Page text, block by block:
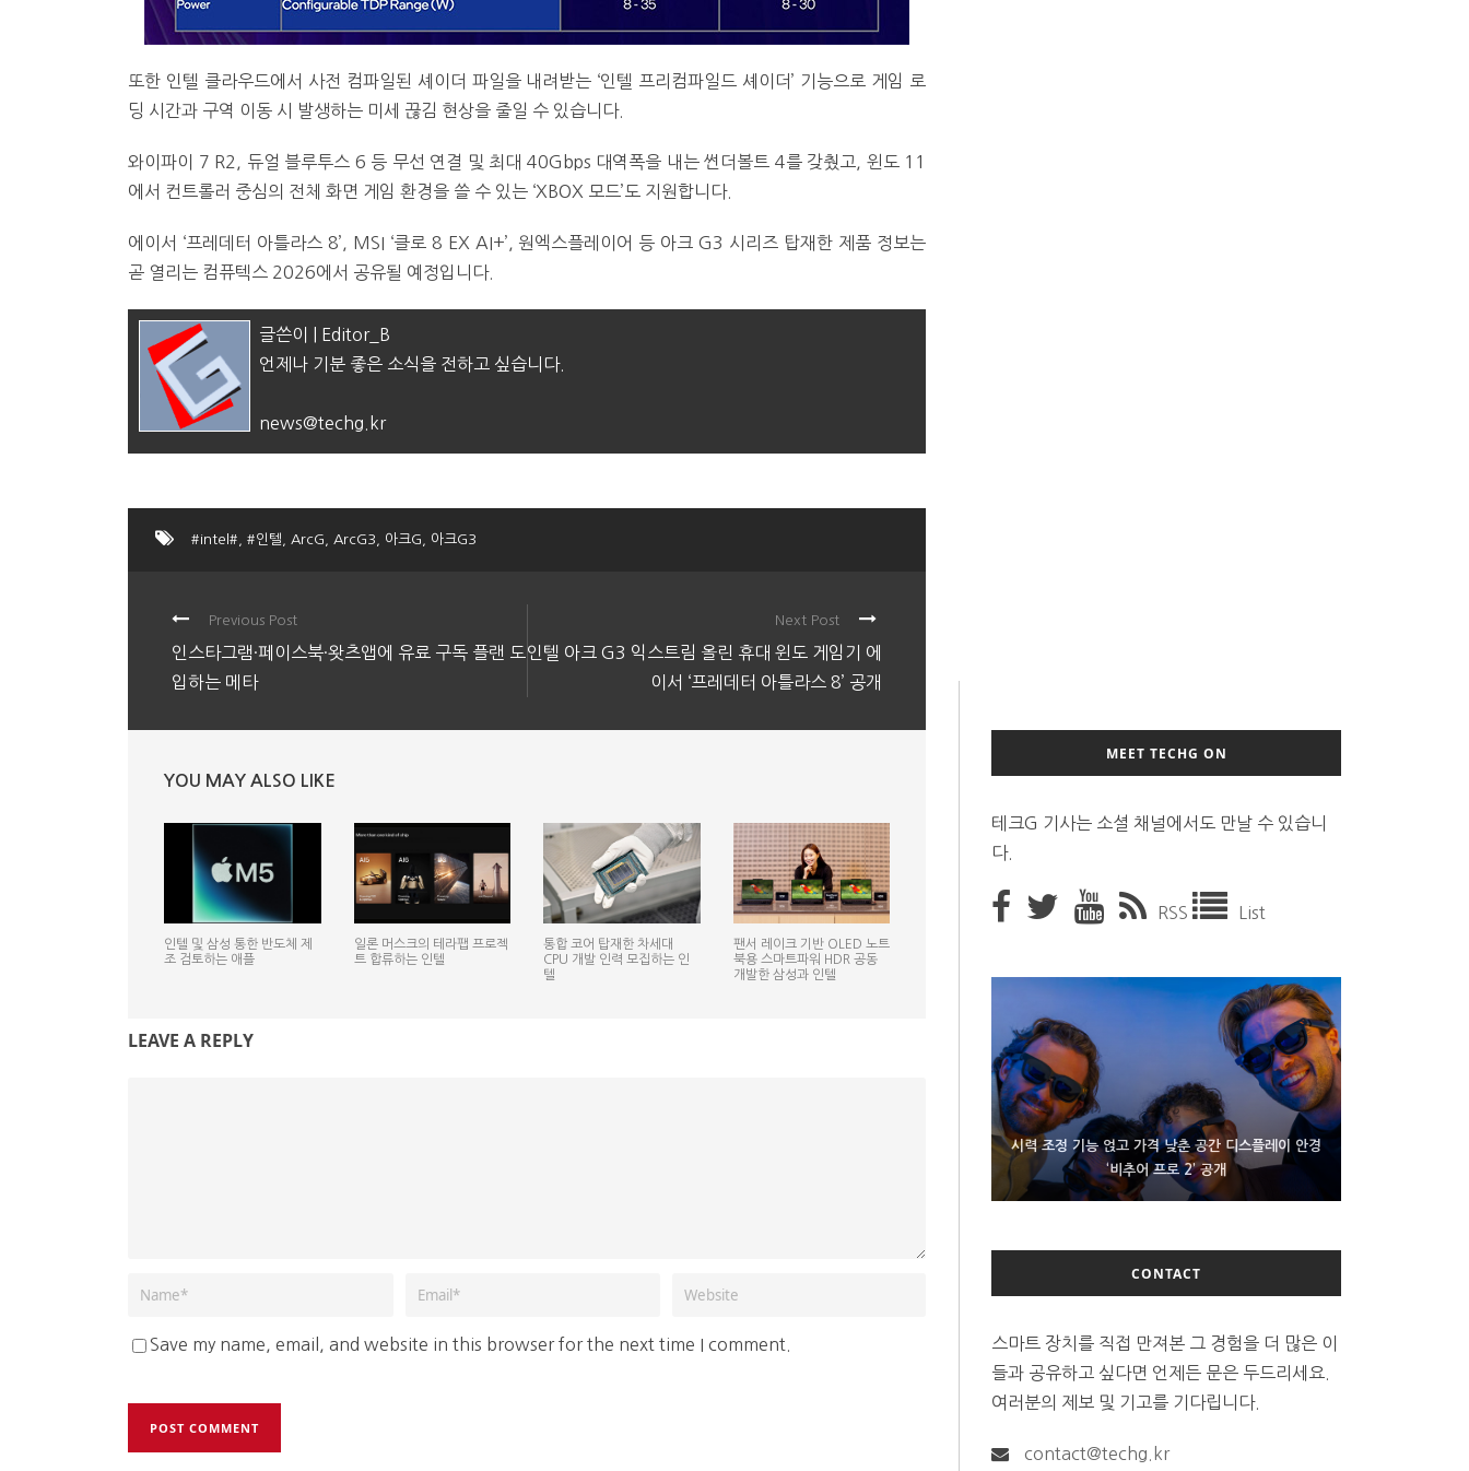
또한 인텔 클라우드에서 사전 컴파일된 셰이더 파일을 내려받는 ‘인텔 프리컴파일드 셰이더’ 기능으로 게임 로
딩 시간과 구역 이동 시 발생하는 미세 끊김 현상을 줄일 수 있습니다.
와이파이 7 R2, 듀얼 블루투스 6 등 무선 연결 및 최대 40Gbps 대역폭을 내는 썬더볼트 4를 갖췄고, 윈도 11
에서 컨트롤러 중심의 전체 화면 게임 환경을 쓸 수 있는 ‘XBOX 모드’도 지원합니다.
에이서 ‘프레데터 아틀라스 8’, MSI ‘클로 8 EX AI+’, 원엑스플레이어 등 아크 G3 시리즈 탑재한 제품 정보는
곧 열리는 컴퓨텍스 2026에서 공유될 예정입니다.
글쓴이 | Editor_B
언제나 기분 좋은 소식을 전하고 싶습니다.
news@techg.kr
#intel# #인텔 ArcG ArcG3 아크G 아크G3
Previous Post
인스타그램·페이스북·왓츠앱에 유료 구독 플랜 도
입하는 메타
Next Post
인텔 아크 G3 익스트림 올린 휴대 윈도 게임기 에
이서 ‘프레데터 아틀라스 8’ 공개
YOU MAY ALSO LIKE
인텔 및 삼성 통한 반도체 제
조 검토하는 애플
일론 머스크의 테라팹 프로젝
트 합류하는 인텔
통합 코어 탑재한 차세대
CPU 개발 인력 모집하는 인
텔
팬서 레이크 기반 OLED 노트
북용 스마트파워 HDR 공동
개발한 삼성과 인텔
LEAVE A REPLY
Save my name, email, and website in this browser for the next time I comment.
MEET TECHG ON
테크G 기사는 소셜 채널에서도 만날 수 있습니
다.
RSS List
시력 조정 기능 얹고 가격 낮춘 공간 디스플레이 안경
‘비추어 프로 2’ 공개
D램 부족에 10억달러어치 아이폰18 프로세서 패키징
대기 중
300~400달러 반지형 스피커 준비하는 오픈AI
CONTACT
스마트 장치를 직접 만져본 그 경험을 더 많은 이
들과 공유하고 싶다면 언제든 문은 두드리세요.
여러분의 제보 및 기고를 기다립니다.
contact@techg.kr